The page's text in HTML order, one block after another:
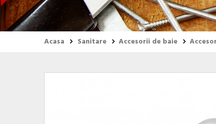
Acasa Sanitare Accesorii de baie